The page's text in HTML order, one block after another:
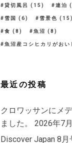
貸切風呂 (15) 連泊
雪国 (6) 雪景色 (15)
食 (8) 魚沼 (8)
魚沼産コシヒカリがおい
最近の投稿
クロワッサンにメ
ました。
2026年7
Discover Japan 8